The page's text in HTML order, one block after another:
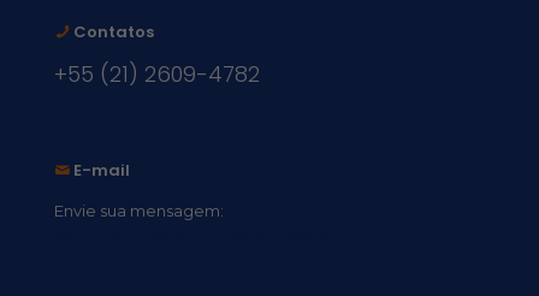
Contatos
+55 (21) 2609-4782
E-mail
Envie sua mensagem: